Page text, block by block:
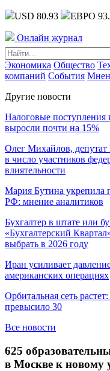
USD 80.93 ЕВРО
Онлайн журнал
Экономика Общество
компаний События
Другие новости
Налоговые поступления
выросли почти на 15%
Олег Михайлов,
в число участников
влиятельности
Мария Бутина укрепила
РФ: мнение аналитиков
Бухгалтер в штате или
«Бухгалтерский
выбрать в 2026 году
Иран усиливает
американских операциях
Орбитальная сеть
превысило 30
Все новости
625
в Москве к новому